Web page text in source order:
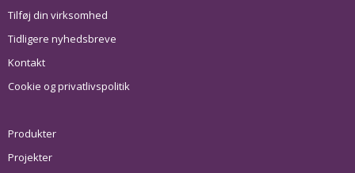
Tilføj din virksomhed
Tidligere nyhedsbreve
Kontakt
Cookie og privatlivspolitik
Produkter
Projekter